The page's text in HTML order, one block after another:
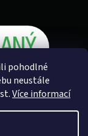
pohodlné
neustále
Více informací